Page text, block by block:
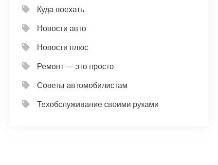
Куда поехать
Новости авто
Новости плюс
Ремонт — это просто
Советы автомобилистам
Техобслуживание своими руками